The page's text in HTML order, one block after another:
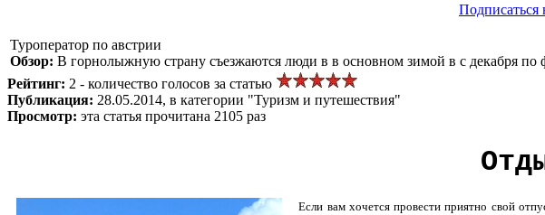
Подписаться
Туроператор по австрии
Обзор: В горнолыжную страну съезжаются люди в в основном зимой в с декабря по
Рейтинг: 2 - количество голосов за статью
Публикация: 28.05.2014, в категории "Туризм и путешествия"
Просмотр: эта статья прочитана 2105 раз
Если вам хочется провести приятно свой